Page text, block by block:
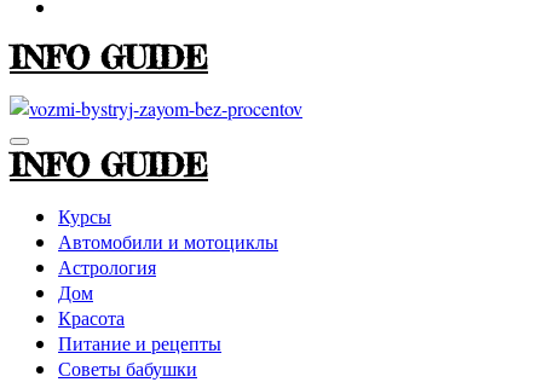
INFO GUIDE
INFO GUIDE
Курсы
Автомобили и мотоциклы
Астрология
Дом
Красота
Питание и рецепты
Советы бабушки